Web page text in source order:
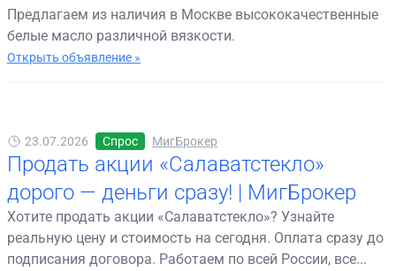
Предлагаем из наличия в Москве высококачественные
белые масло различной вязкости.
Открыть объявление »
23.07.2026 Спрос МигБрокер
Продать акции «Салаватстекло»
дорого — деньги сразу! | МигБрокер
Хотите продать акции «Салаватстекло»? Узнайте
реальную цену и стоимость на сегодня. Оплата сразу до
подписания договора. Работаем по всей России, все...